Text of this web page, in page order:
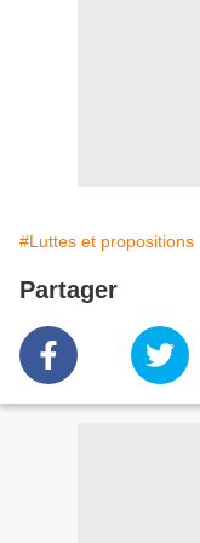
#Luttes et propositions
Partager